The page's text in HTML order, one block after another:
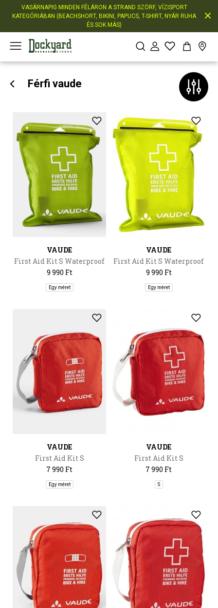
VASÁRNAPIG MINDEN FÉLÁRON A STRAND SZÖRF, VÍZISPORT
KATEGÓRIÁBAN (BEACHSHORT, BIKINI, PAPUCS, T-SHIRT, NYÁR RUHA
ÉS SOK MÁS)
Férfi vaude
VAUDE
First Aid Kit S Waterproof
9 990 Ft
Egy méret
VAUDE
First Aid Kit S Waterproof
9 990 Ft
Egy méret
VAUDE
First Aid Kit S
7 990 Ft
Egy méret
VAUDE
First Aid Kit S
7 990 Ft
S